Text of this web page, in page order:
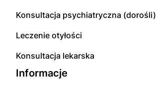
Konsultacja psychiatryczna (dorośli)
Leczenie otyłości
Konsultacja lekarska
Informacje